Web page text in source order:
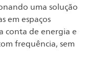
uma solução
em espaços
conta de energia e
frequência, sem